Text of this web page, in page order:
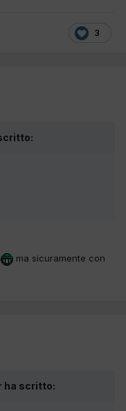
3
ma sicuramente con
ha scritto: